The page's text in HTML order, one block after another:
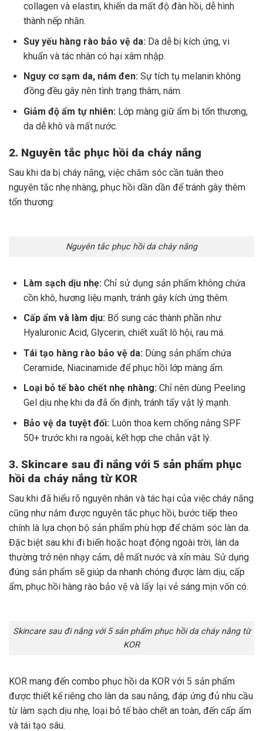
collagen và elastin, khiến da mất độ đàn hồi, dễ hình
thành nếp nhăn.
Suy yếu hàng rào bảo vệ da: Da dễ bị kích ứng, vi
khuẩn và tác nhân có hại xâm nhập.
Nguy cơ sạm da, nám đen: Sự tích tụ melanin không
đồng đều gây nên tình trạng thâm, nám.
Giảm độ ẩm tự nhiên: Lớp màng giữ ẩm bị tổn thương,
da dễ khô và mất nước.
2. Nguyên tắc phục hồi da cháy nắng
Sau khi da bị cháy nắng, việc chăm sóc cần tuân theo
nguyên tắc nhẹ nhàng, phục hồi dần dần để tránh gây thêm
tổn thương:
Nguyên tắc phục hồi da cháy nắng
Làm sạch dịu nhẹ: Chỉ sử dụng sản phẩm không chứa
cồn khô, hương liệu mạnh, tránh gây kích ứng thêm.
Cấp ẩm và làm dịu: Bổ sung các thành phần như
Hyaluronic Acid, Glycerin, chiết xuất lô hội, rau má.
Tái tạo hàng rào bảo vệ da: Dùng sản phẩm chứa
Ceramide, Niacinamide để phục hồi lớp màng ẩm.
Loại bỏ tế bào chết nhẹ nhàng: Chỉ nên dùng Peeling
Gel dịu nhẹ khi da đã ổn định, tránh tẩy vật lý mạnh.
Bảo vệ da tuyệt đối: Luôn thoa kem chống nắng SPF
50+ trước khi ra ngoài, kết hợp che chắn vật lý.
3. Skincare sau đi nắng với 5 sản phẩm phục
hồi da cháy nắng từ KOR
Sau khi đã hiểu rõ nguyên nhân và tác hại của việc cháy nắng
cũng như nắm được nguyên tắc phục hồi, bước tiếp theo
chính là lựa chọn bộ sản phẩm phù hợp để chăm sóc làn da.
Đặc biệt sau khi đi biển hoặc hoạt động ngoài trời, làn da
thường trở nên nhạy cảm, dễ mất nước và xỉn màu. Sử dụng
đúng sản phẩm sẽ giúp da nhanh chóng được làm dịu, cấp
ẩm, phục hồi hàng rào bảo vệ và lấy lại vẻ sáng mịn vốn có.
Skincare sau đi nắng với 5 sản phẩm phục hồi da cháy nắng từ
KOR
KOR mang đến combo phục hồi da KOR với 5 sản phẩm
được thiết kế riêng cho làn da sau nắng, đáp ứng đủ nhu cầu
từ làm sạch dịu nhẹ, loại bỏ tế bào chết an toàn, đến cấp ẩm
và tái tạo sâu.